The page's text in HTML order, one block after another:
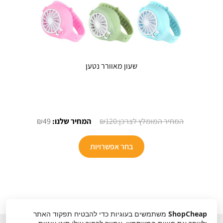
שעון מאוורר נטען
₪120
המחיר
המקורי
היה:
₪120.
₪49
בחר אפשרויות
ShopCheap משתמשים בעוגיות כדי להבטיח תפקוד האתר